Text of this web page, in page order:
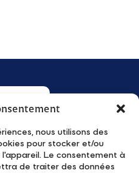
nous utilisons des
pour stocker et/ou
Le consentement à
de traiter des données
Actualités
Événements